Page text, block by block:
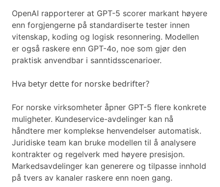
OpenAI rapporterer at GPT-5 scorer markant høyere
enn forgjengerne på standardiserte tester innen
vitenskap, koding og logisk resonnering. Modellen
er også raskere enn GPT-4o, noe som gjør den
praktisk anvendbar i sanntidsscenarioer.
Hva betyr dette for norske bedrifter?
For norske virksomheter åpner GPT-5 flere konkrete
muligheter. Kundeservice-avdelinger kan nå
håndtere mer komplekse henvendelser automatisk.
Juridiske team kan bruke modellen til å analysere
kontrakter og regelverk med høyere presisjon.
Markedsavdelinger kan generere og tilpasse innhold
på tvers av kanaler raskere enn noen gang.